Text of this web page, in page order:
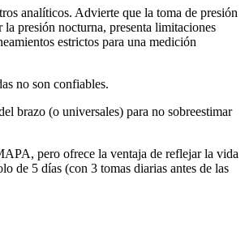
analíticos. Advierte que la toma de presión
presión nocturna, presenta limitaciones
estrictos para una medición
no son confiables.
brazo (o universales) para no sobreestimar
pero ofrece la ventaja de reflejar la vida
de 5 días (con 3 tomas diarias antes de las